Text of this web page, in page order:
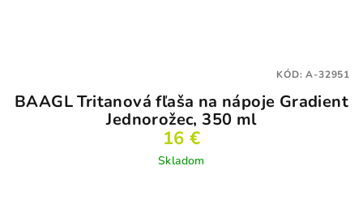
BAAGL Tritanová fľaša na nápoje Gradient
Jednorožec, 350 ml
16 €
Skladom
KÓD:A-32951